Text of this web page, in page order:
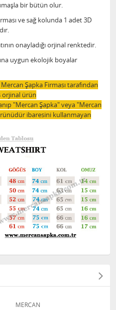
bir bütün olur.
ve sağ kolunda 1 adet 3D
onayladığı orjinal renktedir.
uygun ekolojik boyalar
Şapka Firması tarafından
orjinal ürün
"Mercan Şapka" veya "Mercan
ibaresini kullanmayan
MERCAN